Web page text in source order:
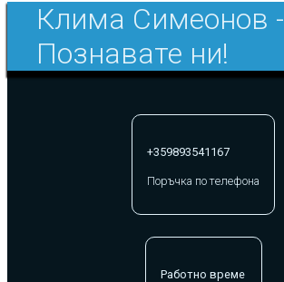
Клима Симеонов -
Познавате ни!
+359893541167
Поръчка по телефона
Работно време